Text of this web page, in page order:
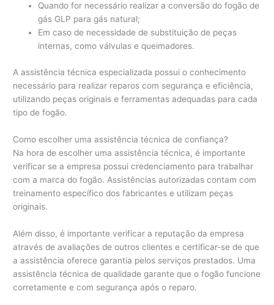
Quando for necessário realizar a conversão do fogão de
gás GLP para gás natural;
Em caso de necessidade de substituição de peças
internas, como válvulas e queimadores.
A assistência técnica especializada possui o conhecimento
necessário para realizar reparos com segurança e eficiência,
utilizando peças originais e ferramentas adequadas para cada
tipo de fogão.
Como escolher uma assistência técnica de confiança?
Na hora de escolher uma assistência técnica, é importante
verificar se a empresa possui credenciamento para trabalhar
com a marca do fogão. Assistências autorizadas contam com
treinamento específico dos fabricantes e utilizam peças
originais.
Além disso, é importante verificar a reputação da empresa
através de avaliações de outros clientes e certificar-se de que
a assistência oferece garantia pelos serviços prestados. Uma
assistência técnica de qualidade garante que o fogão funcione
corretamente e com segurança após o reparo.